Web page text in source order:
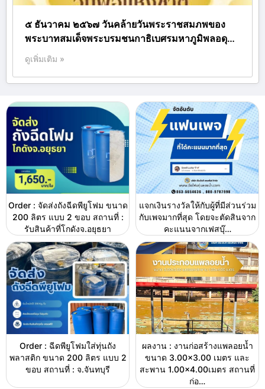
๕ ธันวาคม ๒๕๖๗ วันคล้ายวันพระราชสมภพของ
พระบาทสมเด็จพระบรมชนกาธิเบศรมหาภูมิพลอดุ…
ดูเพิ่มเติม »
Order : จัดส่งถังฉีดพียูโฟม ขนาด
200 ลิตร แบบ 2 ขอบ สถานที่ :
รับสินค้าที่โกดังจ.อยุธยา
แจกเงินรางวัลให้กับผู้ที่มีส่วนร่วม
กับเพจมากที่สุด โดยจะตัดสินจาก
คะแนนจากเฟสบุ๊…
Order : ฉีดพียูโฟมใส่ทุ่นถัง
พลาสติก ขนาด 200 ลิตร แบบ 2
ขอบ สถานที่ : จ.จันทบุรี
ผลงาน : งานก่อสร้างแพลอยน้ำ
ขนาด 3.00×3.00 เมตร และ
สะพาน 1.00×4.00เมตร สถานที่
ก่อ…